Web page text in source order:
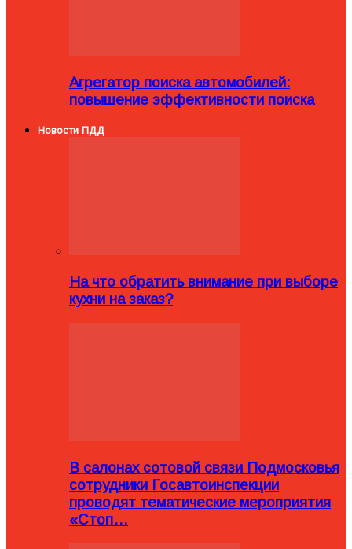
Агрегатор поиска автомобилей:
повышение эффективности поиска
Новости ПДД
На что обратить внимание при выборе
кухни на заказ?
В салонах сотовой связи Подмосковья
сотрудники Госавтоинспекции
проводят тематические мероприятия
«Стоп…